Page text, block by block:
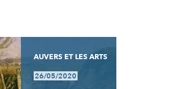
AUVERS ET LES ARTS
26/05/2020